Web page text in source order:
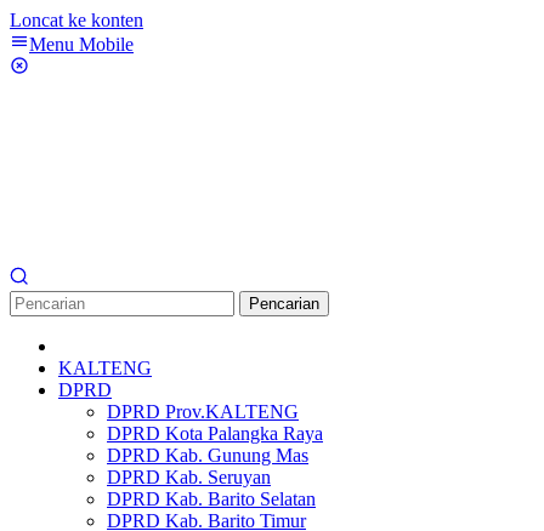
Loncat ke konten
Menu Mobile
Pencarian
KALTENG
DPRD
DPRD Prov.KALTENG
DPRD Kota Palangka Raya
DPRD Kab. Gunung Mas
DPRD Kab. Seruyan
DPRD Kab. Barito Selatan
DPRD Kab. Barito Timur